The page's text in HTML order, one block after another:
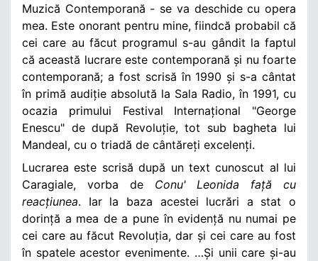
Muzică Contemporană - se va deschide cu opera
mea. Este onorant pentru mine, fiindcă probabil că
cei care au făcut programul s-au gândit la faptul
că această lucrare este contemporană și nu foarte
contemporană; a fost scrisă în 1990 și s-a cântat
în primă audiție absolută la Sala Radio, în 1991, cu
ocazia primului Festival Internațional "George
Enescu" de după Revoluție, tot sub bagheta lui
Mandeal, cu o triadă de cântăreți excelenți.
Lucrarea este scrisă după un text cunoscut al lui
Caragiale, vorba de Conu' Leonida față cu
reacțiunea. Iar la baza acestei lucrări a stat o
dorință a mea de a pune în evidență nu numai pe
cei care au făcut Revoluția, dar și cei care au fost
în spatele acestor evenimente. …Și unii care și-au